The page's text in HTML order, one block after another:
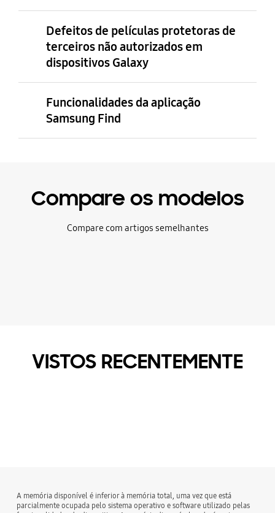
Defeitos de películas protetoras de
terceiros não autorizados em
dispositivos Galaxy
Funcionalidades da aplicação
Samsung Find
Compare os modelos
Compare com artigos semelhantes
VISTOS RECENTEMENTE
A memória disponível é inferior à memória total, uma vez que está
parcialmente ocupada pelo sistema operativo e software utilizado pelas